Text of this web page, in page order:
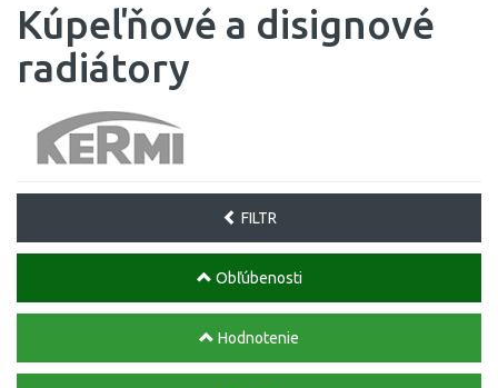
Kúpeľňové a disignové
radiátory
FILTR
Obľúbenosti
Hodnotenie